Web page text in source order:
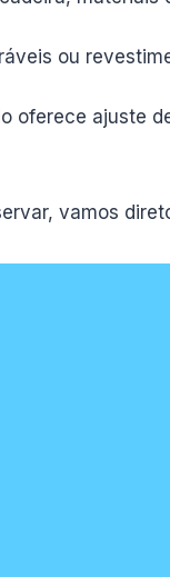
ou
oferece ajuste
vamos